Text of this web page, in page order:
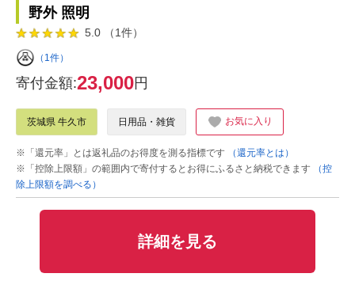
野外 照明
5.0 （1件）
（1件）
寄付金額:23,000円
茨城県 牛久市 日用品・雑貨 お気に入り
※「還元率」とは返礼品のお得度を測る指標です
（還元率とは）
※「控除上限額」の範囲内で寄付するとお得にふるさと納税できます
（控
除上限額を調べる）
詳細を見る